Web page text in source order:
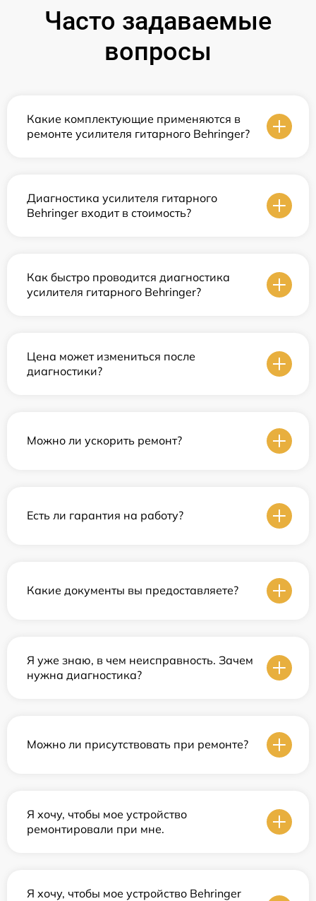
Часто задаваемые
вопросы
Какие комплектующие применяются в
ремонте усилителя гитарного Behringer?
Диагностика усилителя гитарного
Behringer входит в стоимость?
Как быстро проводится диагностика
усилителя гитарного Behringer?
Цена может измениться после
диагностики?
Можно ли ускорить ремонт?
Есть ли гарантия на работу?
Какие документы вы предоставляете?
Я уже знаю, в чем неисправность. Зачем
нужна диагностика?
Можно ли присутствовать при ремонте?
Я хочу, чтобы мое устройство
ремонтировали при мне.
Я хочу, чтобы мое устройство Behringer